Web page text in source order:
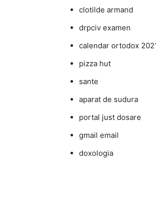
clotilde armand
drpciv examen
calendar ortodox
pizza hut
sante
aparat de sudura
portal just dosare
gmail email
doxologia